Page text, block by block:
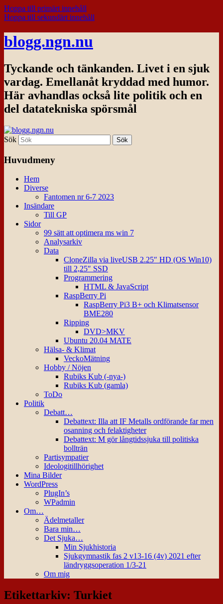
Hoppa till primärt innehåll
Hoppa till sekundärt innehåll
blogg.ngn.nu
Tyckande och tänkanden. Livet i en sjuk
vardag. Emellanåt kryddad med humor.
Här avhandlas också lite politik och en
del datatekniska spörsmål
Sök
Huvudmeny
Hem
Diverse
Fantomen nr 6-7 2023
Insändare
Till GP
Sidor
99 sätt att optimera ms win 7
Analysarkiv
Data
CloneZilla via liveUSB 2.25″ HD (OS Win10)
till 2,25″ SSD
Programmering
HTML & JavaScript
RaspBerry Pi
RaspBerry Pi3 B+ och Klimatsensor
BME280
Ripping
DVD>MKV
Ubuntu 20.04 MATE
Hälsa- & Klimat
VeckoMätning
Hobby / Nöjen
Rubiks Kub (-nya-)
Rubiks Kub (gamla)
ToDo
Politik
Debatt…
Debattext: Illa att IF Metalls ordförande far men
osanning och felaktigheter
Debattext: M gör långtidssjuka till politiska
bollträn
Partisympatier
Ideologitillhörighet
Mina Bilder
WordPress
PlugIn’s
WPadmin
Om…
Ädelmetaller
Bara min…
Det Sjuka…
Min Sjukhistoria
Sjukgymnastik fas 2 v13-16 (4v) 2021 efter
ländryggsoperation 1/3-21
Om mig
Etikettarkiv: Turkiet